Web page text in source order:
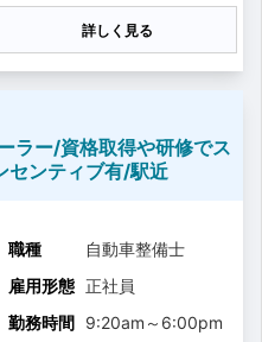
詳しく見る
ラー/資格取得や研修でス
センティブ有/駅近
職種
自動車整備士
雇用形態 正社員
勤務時間 9:20am ～ 6:00pm